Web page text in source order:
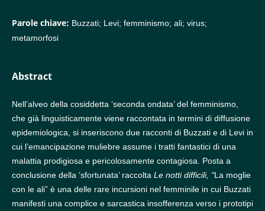
Parole chiave: Buzzati; Levi; femminismo; ali; virus;
metamorfosi
Abstract
Nell’alveo della cosiddetta ‘seconda ondata’ del femminismo,
che già linguisticamente viene raccontata in termini di diffusione
epidemiologica, si inseriscono due racconti di Buzzati e di Levi in
cui l’emancipazione muliebre assume i tratti fantastici di una
malattia prodigiosa e pericolosamente contagiosa. Posta a
conclusione della ‘sfortunata’ raccolta Le notti difficili, “La moglie
con le ali” è una delle rare incursioni nel femminile in cui Buzzati
manifesti una complice e sarcastica insofferenza verso i prototipi